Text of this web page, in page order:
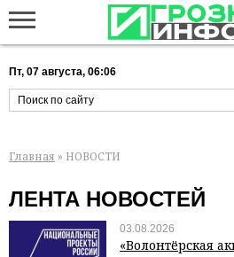
Пт, 07 августа, 06:06
Главная » НОВОСТИ
ЛЕНТА НОВОСТЕЙ
03.08.2026
«Волонтёрская